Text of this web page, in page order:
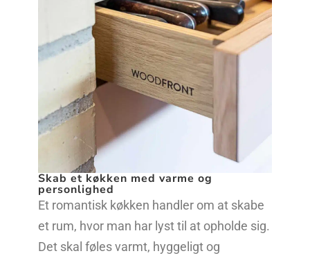
Skab et køkken med varme og
personlighed
Et romantisk køkken handler om at skabe
et rum, hvor man har lyst til at opholde sig.
Det skal føles varmt, hyggeligt og